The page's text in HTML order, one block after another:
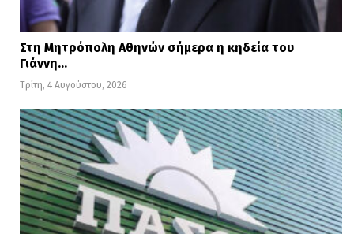
Στη Μητρόπολη Αθηνών σήμερα η κηδεία του
Γιάννη…
Τρίτη, 4 Αυγούστου, 2026